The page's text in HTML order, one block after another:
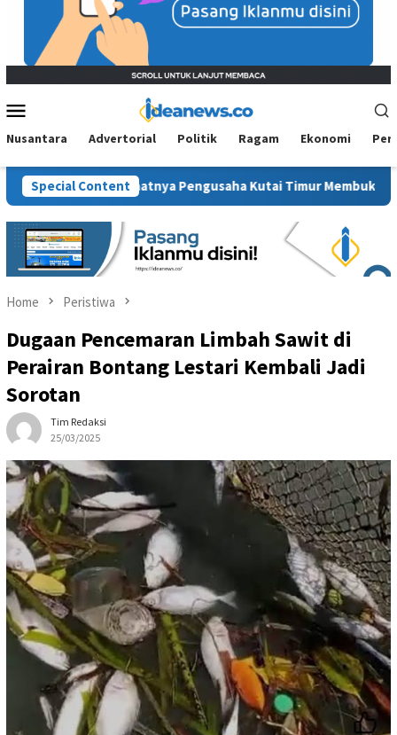
Menu
Nusantara Advertorial Politik Ragam Ekonomi
Special Content
Saatnya Pengusaha Kutai Timur Membuktikan Diri
Home Peristiwa
Dugaan Pencemaran Limbah Sawit di
Perairan Bontang Lestari Kembali Jadi
Sorotan
Tim Redaksi
25/03/2025